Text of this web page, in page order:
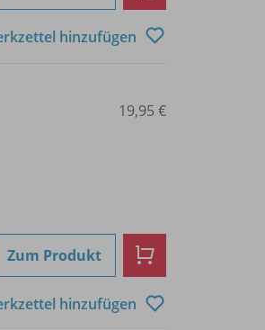
hinzufügen
19,95 €
Zum Produkt
hinzufügen